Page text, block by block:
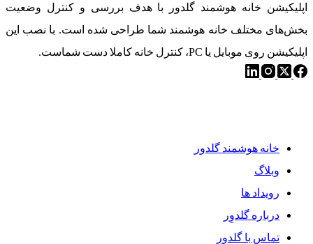
اپلیکیشن خانه هوشمند گلدور با هدف بررسی و کنترل وضعیت
بخش‌های مختلف خانه هوشمند شما طراحی شده است. با نصب این
اپلیکیشن روی موبایل یا PC، کنترل خانه کاملا دست شماست.
خانه هوشمند گلدور
وبلاگ
رویداد ها
درباره گلدوِر
تماس با گلدوِر